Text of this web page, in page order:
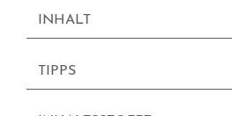
INHALT
TIPPS